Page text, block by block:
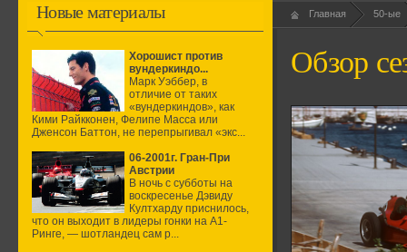
Новые материалы
Хорошист против
вундеркиндо...
Марк Уэббер, в
отличие от таких
«вундеркиндов», как
Кими Райкконен, Фелипе Масса или
Дженсон Баттон, не перепрыгивал «экс...
06-2001г. Гран-При
Австрии
В ночь с субботы на
воскресенье Дэвиду
Култхарду приснилось,
что он выходит в лидеры гонки на А1-
Ринге, — шотландец сам р...
Главная 50-ые
Обзор